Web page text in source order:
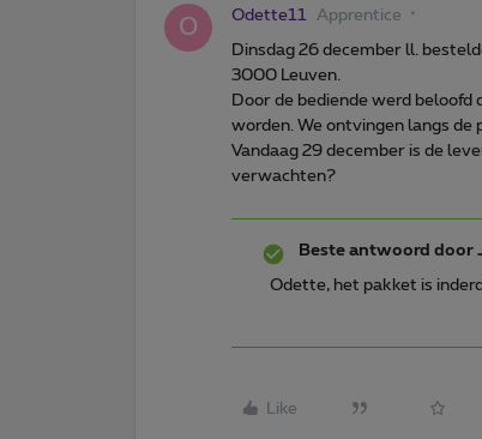
O Odette11 Apprentice
Dinsdag 26 december ll.
3000 Leuven.
Door de bediende werd beloofd
worden. We ontvingen langs de
Vandaag 29 december is de
verwachten?
Beste antwoord door
Odette, het pakket is
Like